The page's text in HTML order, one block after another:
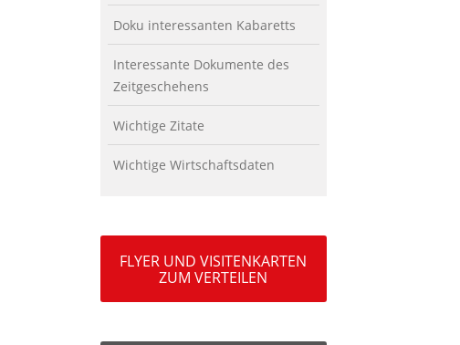
Doku interessanten Kabaretts
Interessante Dokumente des
Zeitgeschehens
Wichtige Zitate
Wichtige Wirtschaftsdaten
FLYER UND VISITENKARTEN
ZUM VERTEILEN